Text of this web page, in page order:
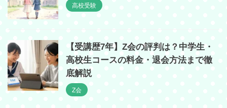
高校受験
【受講歴7年】Z会の評判は？中学生・
高校生コースの料金・退会方法まで徹
底解説
Z会